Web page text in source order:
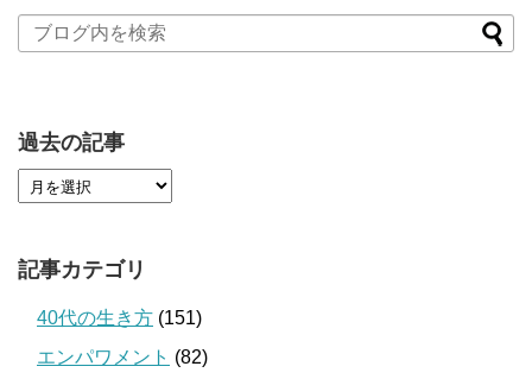
過去の記事
記事カテゴリ
40代の生き方 (151)
エンパワメント (82)